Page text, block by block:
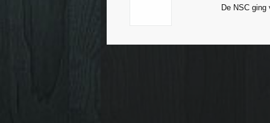
De NSC